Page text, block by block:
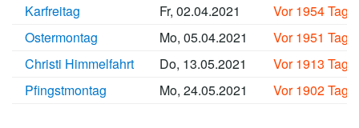
Karfreitag
Fr, 02.04.2021
Vor 1954
Ostermontag
Mo, 05.04.2021
Vor 1951
Christi Himmelfahrt
Do, 13.05.2021
Vor 1913
Pfingstmontag
Mo, 24.05.2021 Vor 1902